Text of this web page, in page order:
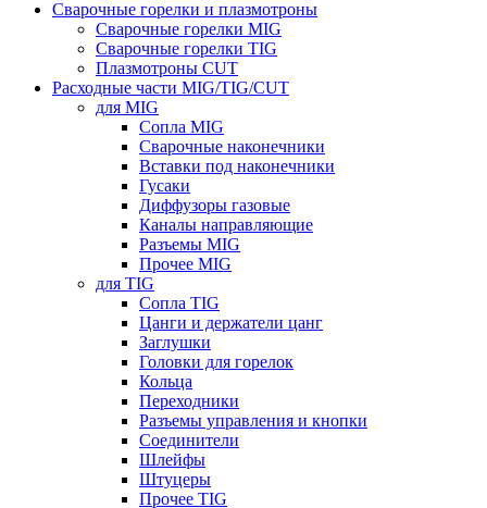
Сварочные горелки и плазмотроны
Сварочные горелки MIG
Сварочные горелки TIG
Плазмотроны CUT
Расходные части MIG/TIG/CUT
для MIG
Сопла MIG
Сварочные наконечники
Вставки под наконечники
Гусаки
Диффузоры газовые
Каналы направляющие
Разъемы MIG
Прочее MIG
для TIG
Сопла TIG
Цанги и держатели цанг
Заглушки
Головки для горелок
Кольца
Переходники
Разъемы управления и кнопки
Соединители
Шлейфы
Штуцеры
Прочее TIG